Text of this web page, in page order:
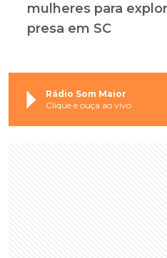
mulheres para
presa em SC
Rádio Som Maior
Clique e ouça ao vivo